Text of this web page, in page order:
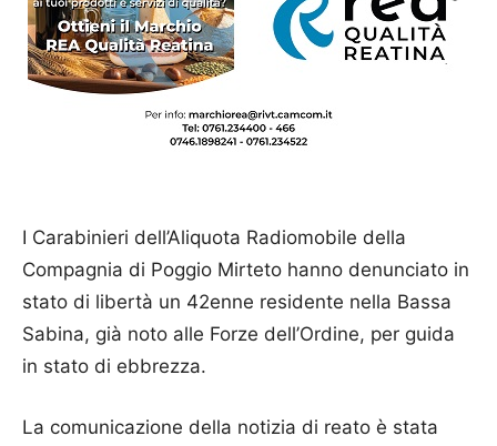
I Carabinieri dell’Aliquota Radiomobile della
Compagnia di Poggio Mirteto hanno denunciato in
stato di libertà un 42enne residente nella Bassa
Sabina, già noto alle Forze dell’Ordine, per guida
in stato di ebbrezza.
La comunicazione della notizia di reato è stata